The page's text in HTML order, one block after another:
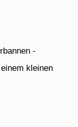
-
kleinen